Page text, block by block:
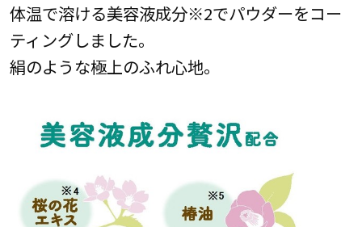
体温で溶ける美容液成分※2でパウダーをコー
ティングしました。
絹のような極上のふれ心地。